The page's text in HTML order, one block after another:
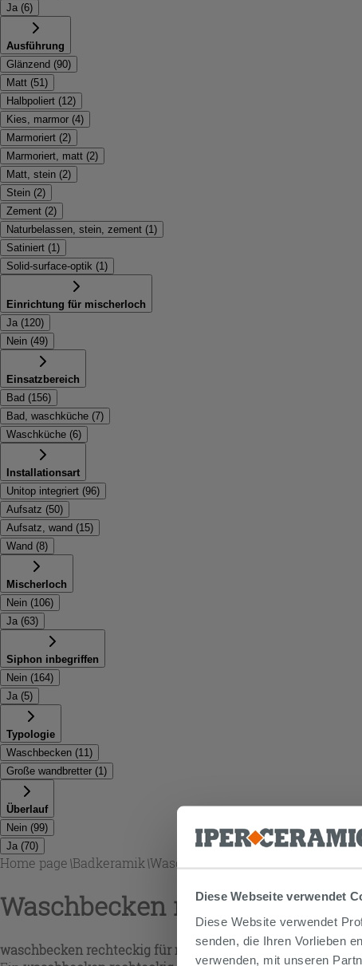
Diese Webseite verwendet
Diese Website verwendet
senden, die Ihren Vorlieben
verwenden, mit unseren
Ja (6)
Ausführung
Glänzend (90)
Matt (51)
Halbpoliert (12)
Kies, marmor (4)
Marmoriert (2)
Marmoriert, matt (2)
Matt, stein (2)
Stein (2)
Zement (2)
Naturbelassen, stein, zement (1)
Satiniert (1)
Solid-surface-optik (1)
Einrichtung für mischerloch
Ja (120)
Nein (49)
Einsatzbereich
Bad (156)
Bad, waschküche (7)
Waschküche (6)
Installationsart
Unitop integriert (96)
Aufsatz (50)
Aufsatz, wand (15)
Wand (8)
Mischerloch
Nein (106)
Ja (63)
Siphon inbegriffen
Nein (164)
Ja (5)
Typologie
Waschbecken (11)
Große wandbretter (1)
Überlauf
Nein (99)
Ja (70)
Home page\Badkeramik\Waschbecken rechteckig
Waschbecken rechteckig
waschbecken rechteckig für moderne Badmöbel